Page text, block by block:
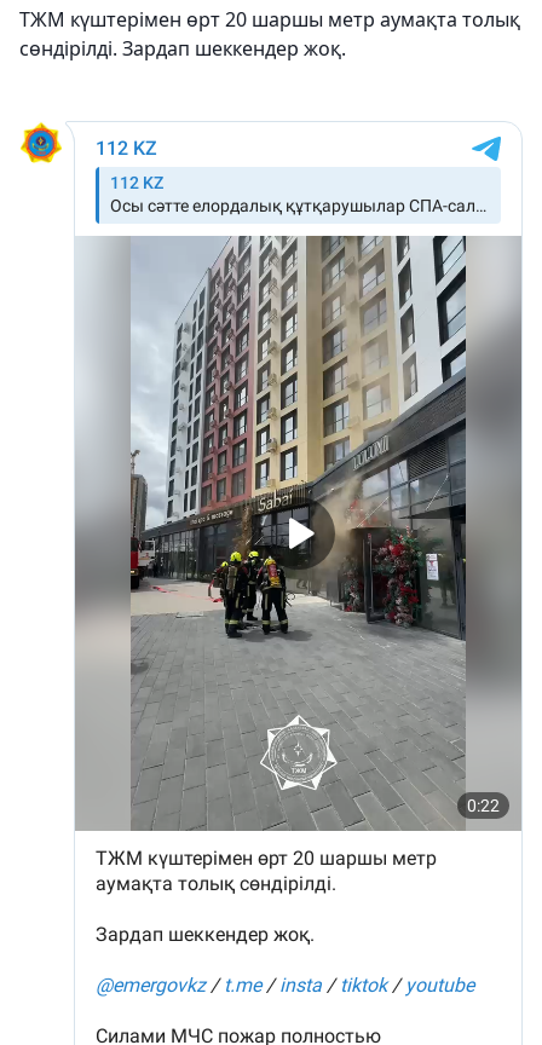
ТЖМ күштерімен өрт 20 шаршы метр аумақта толық
сөндірілді. Зардап шеккендер жоқ.